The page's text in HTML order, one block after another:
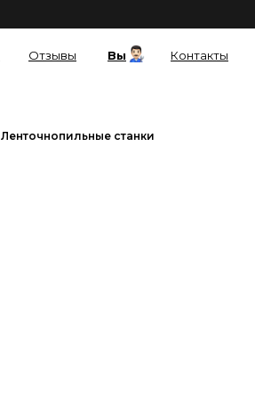
Отзывы Вы Контакты
Ленточнопильные станки